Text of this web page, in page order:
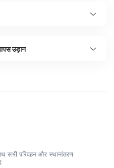
उड़ान
सभी परिवहन और स्थानांतरण